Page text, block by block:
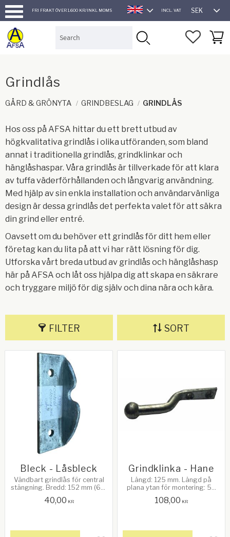
Menu
FRI FRAKT ÖVER 1.600 KR/INKL MOMS
ENGLISH
INCL. VAT SEK
Grindlås
GÅRD & GRÖNYTA GRINDBESLAG GRINDLÅS
Hos oss på AFSA hittar du ett brett utbud av
högkvalitativa grindlås i olika utföranden, som bland
annat i traditionella grindlås, grindklinkar och
hänglåshaspar. Våra grindlås är tillverkade för att klara
av tuffa väderförhållanden och långvarig användning.
Med hjälp av sin enkla installation och användarvänliga
design är dessa grindlås det perfekta valet för att säkra
din grind eller entré.
Oavsett om du behöver ett grindlås för ditt hem eller
företag kan du lita på att vi har rätt lösning för dig.
Utforska vårt breda utbud av grindlås och hänglåshasp
här på AFSA och låt oss hjälpa dig att skapa en säkrare
och tryggare miljö för dig själv och dina nära och kära.
FILTER SORT
Bleck - Låsbleck
Vändbart grindlås för central
stängning. Bredd: 152 mm (6"),
Ytmontering för
40,00 KR
Grindklinka - Hane
Längd: 125 mm. Längd på
plana ytan för montering: 58
Tjocklek på rundad del: 12,5
108,00 KR